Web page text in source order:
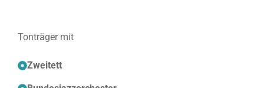
Tonträger mit
Zweitett